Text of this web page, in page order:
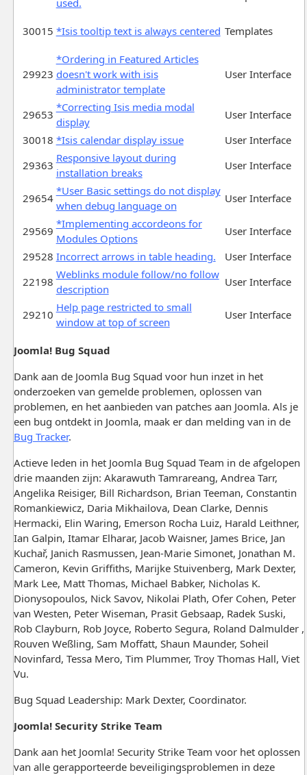
30015 *Isis tooltip text is always centered Templates
29923
*Ordering in Featured Articles
doesn't work with isis
administrator template
User Interface
29653
*Correcting Isis media modal
display
User Interface
30018 *Isis calendar display issue
User Interface
29363
Responsive layout during
installation breaks
User Interface
29654
*User Basic settings do not display
when debug language on
User Interface
29569
*Implementing accordeons for
Modules Options
User Interface
29528 Incorrect arrows in table heading.
User Interface
22198
Weblinks module follow/no follow
description
User Interface
29210
Help page restricted to small
window at top of screen
User Interface
Joomla! Bug Squad
Dank aan de Joomla Bug Squad voor hun inzet in het
onderzoeken van gemelde problemen, oplossen van
problemen, en het aanbieden van patches aan Joomla. Als je
een bug ontdekt in Joomla, maak er dan melding van in de
Bug Tracker.
Actieve leden in het Joomla Bug Squad Team in de afgelopen
drie maanden zijn: Akarawuth Tamrareang, Andrea Tarr,
Angelika Reisiger, Bill Richardson, Brian Teeman, Constantin
Romankiewicz, Daria Mikhailova, Dean Clarke, Dennis
Hermacki, Elin Waring, Emerson Rocha Luiz, Harald Leithner,
Ian Galpin, Itamar Elharar, Jacob Waisner, James Brice, Jan
Kuchař, Janich Rasmussen, Jean-Marie Simonet, Jonathan M.
Cameron, Kevin Griffiths, Marijke Stuivenberg, Mark Dexter,
Mark Lee, Matt Thomas, Michael Babker, Nicholas K.
Dionysopoulos, Nick Savov, Nikolai Plath, Ofer Cohen, Peter
van Westen, Peter Wiseman, Prasit Gebsaap, Radek Suski,
Rob Clayburn, Rob Joyce, Roberto Segura, Roland Dalmulder ,
Rouven Weßling, Sam Moffatt, Shaun Maunder, Soheil
Novinfard, Tessa Mero, Tim Plummer, Troy Thomas Hall, Viet
Vu.
Bug Squad Leadership: Mark Dexter, Coordinator.
Joomla! Security Strike Team
Dank aan het Joomla! Security Strike Team voor het oplossen
van alle gerapporteerde beveiligingsproblemen in deze